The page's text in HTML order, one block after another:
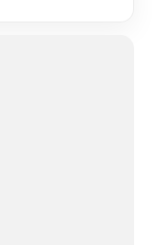
pensée
et sa
GORE-